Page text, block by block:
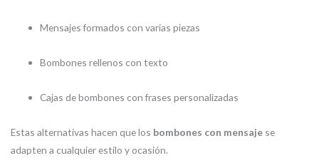
Mensajes formados con varias piezas
Bombones rellenos con texto
Cajas de bombones con frases personalizadas
Estas alternativas hacen que los bombones con mensaje se
adapten a cualquier estilo y ocasión.